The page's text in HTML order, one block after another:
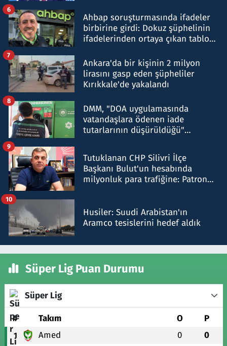
Ahbap soruşturmasında ifadeler
birbirine girdi: Dokuz şüphelinin
ifadelerinden ortaya çıkan tablo
6
Ankara'da bir kişinin 2 milyon
lirasını gasp eden şüpheliler
Kırıkkale'de yakalandı
7
DMM, "DOA uygulamasında
vatandaşlara ödenen iade
tutarlarının düşürüldüğü"
8
Tutuklanan CHP Silivri İlçe
Başkanı Bulut'un hesabında
milyonluk para trafiğine: Patron
9
Husiler: Suudi Arabistan'ın
Aramco tesislerini hedef aldık
10
Süper Lig Puan Durumu
Süper Lig
# Takım O P
1 Amed 0 0